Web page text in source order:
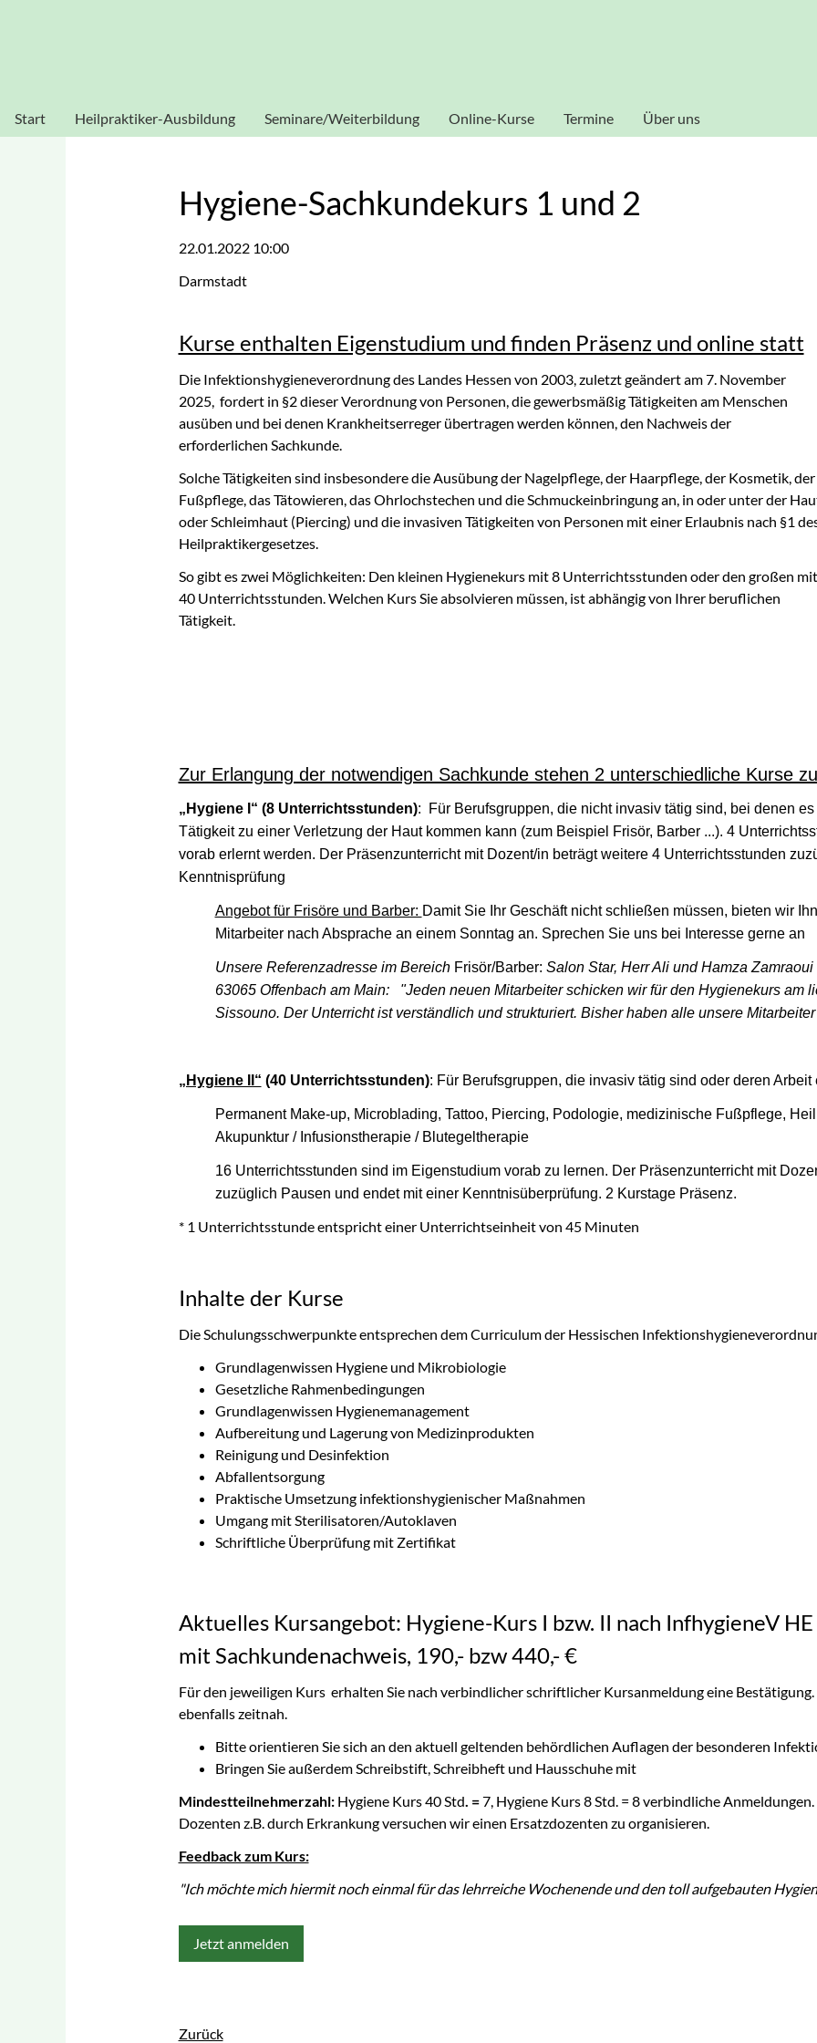
Start Heilpraktiker-Ausbildung Seminare/Weiterbildung
Blutegeltherapie
Kinesiologie
Labor-Seminar
med. Fußpflege
Sachkunde Hygiene I
und II
Wirbelsäulentherapie
Online-Kurse Termine Über uns
Hygiene-Sachkundekurs 1 und 2
22.01.2022 10:00
Darmstadt
Kurse enthalten Eigenstudium und finden Präsenz und online statt
Die Infektionshygieneverordnung des Landes Hessen von 2003, zuletzt geändert am 7. November
2025, fordert in §2 dieser Verordnung von Personen, die gewerbsmäßig Tätigkeiten am Menschen
ausüben und bei denen Krankheitserreger übertragen werden können, den Nachweis der
erforderlichen Sachkunde.
Solche Tätigkeiten sind insbesondere die Ausübung der Nagelpflege, der Haarpflege, der Kosmetik, der
Fußpflege, das Tätowieren, das Ohrlochstechen und die Schmuckeinbringung an, in oder unter der
oder Schleimhaut (Piercing) und die invasiven Tätigkeiten von Personen mit einer Erlaubnis nach §1
Heilpraktikergesetzes.
So gibt es zwei Möglichkeiten: Den kleinen Hygienekurs mit 8 Unterrichtsstunden oder den großen mit
40 Unterrichtsstunden. Welchen Kurs Sie absolvieren müssen, ist abhängig von Ihrer beruflichen
Tätigkeit.
Zur Erlangung der notwendigen Sachkunde stehen 2 unterschiedliche Kurse
„Hygiene I“ (8 Unterrichtsstunden): Für Berufsgruppen, die nicht invasiv tätig sind, bei denen
Tätigkeit zu einer Verletzung der Haut kommen kann (zum Beispiel Frisör, Barber ...). 4
vorab erlernt werden. Der Präsenzunterricht mit Dozent/in beträgt weitere 4 Unterrichtsstunden
Kenntnisprüfung
Angebot für Frisöre und Barber: Damit Sie Ihr Geschäft nicht schließen müssen, bieten wir
Mitarbeiter nach Absprache an einem Sonntag an. Sprechen Sie uns bei Interesse gerne an
Unsere Referenzadresse im BereichFrisör/Barber: Salon Star, Herr Ali und Hamza
63065 Offenbach am Main: "Jeden neuen Mitarbeiter schicken wir für den Hygienekurs am
Sissouno. Der Unterricht ist verständlich und strukturiert. Bisher haben alle unsere
„Hygiene II“ (40 Unterrichtsstunden): Für Berufsgruppen, die invasiv tätig sind oder deren
Permanent Make-up, Microblading, Tattoo, Piercing, Podologie, medizinische Fußpflege,
Akupunktur / Infusionstherapie / Blutegeltherapie
16 Unterrichtsstunden sind im Eigenstudium vorab zu lernen. Der Präsenzunterricht mit
zuzüglich Pausen und endet mit einer Kenntnisüberprüfung. 2 Kurstage Präsenz.
* 1 Unterrichtsstunde entspricht einer Unterrichtseinheit von 45 Minuten
Inhalte der Kurse
Die Schulungsschwerpunkte entsprechen dem Curriculum der Hessischen
Grundlagenwissen Hygiene und Mikrobiologie
Gesetzliche Rahmenbedingungen
Grundlagenwissen Hygienemanagement
Aufbereitung und Lagerung von Medizinprodukten
Reinigung und Desinfektion
Abfallentsorgung
Praktische Umsetzung infektionshygienischer Maßnahmen
Umgang mit Sterilisatoren/Autoklaven
Schriftliche Überprüfung mit Zertifikat
Aktuelles Kursangebot: Hygiene-Kurs I bzw. II nach InfhygieneV HE
mit Sachkundenachweis, 190,- bzw 440,- €
Für den jeweiligen Kurs erhalten Sie nach verbindlicher schriftlicher Kursanmeldung eine
ebenfalls zeitnah.
Bitte orientieren Sie sich an den aktuell geltenden behördlichen Auflagen der besonderen
Bringen Sie außerdem Schreibstift, Schreibheft und Hausschuhe mit
Mindestteilnehmerzahl: Hygiene Kurs 40 Std. =7, Hygiene Kurs 8 Std. = 8 verbindliche
Dozenten z.B. durch Erkrankung versuchen wir einen Ersatzdozenten zu organisieren.
Feedback zum Kurs:
"Ich möchte mich hiermit noch einmal für das lehrreiche Wochenende und den toll aufgebauten
Jetzt anmelden
Zurück